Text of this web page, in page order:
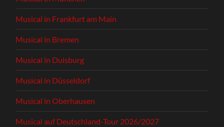
Musical in Frankfurt am Main
Musical in Bremen
Musical in Duisburg
Musical in Düsseldorf
Musical in Oberhausen
Musical auf Deutschland-Tour 2026/2027